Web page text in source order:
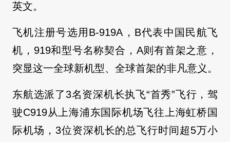
英文。
飞机注册号选用B-919A，B代表中国民航飞
机，919和型号名称契合，A则有首架之意，
突显这一全球新机型、全球首架的非凡意义。
东航选派了3名资深机长执飞“首秀”飞行，驾
驶C919从上海浦东国际机场飞往上海虹桥国
际机场，3位资深机长的总飞行时间超5万小